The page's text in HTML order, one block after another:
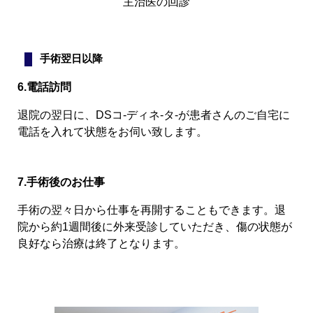
手術翌日以降
6.電話訪問
退院の翌日に、DSコ-ディネ-タ-が患者さんのご自宅に
電話を入れて状態をお伺い致します。
7.手術後のお仕事
手術の翌々日から仕事を再開することもできます。退
院から約1週間後に外来受診していただき、傷の状態が
良好なら治療は終了となります。